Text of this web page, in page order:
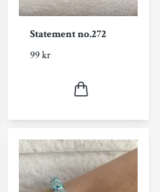
Statement no.272
99 kr